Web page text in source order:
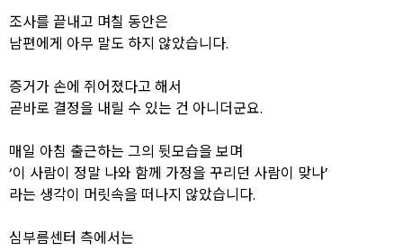
조사를 끝내고 며칠 동안은
남편에게 아무 말도 하지 않았습니다.
증거가 손에 쥐어졌다고 해서
곧바로 결정을 내릴 수 있는 건 아니더군요.
매일 아침 출근하는 그의 뒷모습을 보며
‘이 사람이 정말 나와 함께 가정을 꾸리던 사람이 맞나’
라는 생각이 머릿속을 떠나지 않았습니다.
심부름센터 측에서는